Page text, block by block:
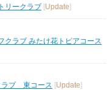
リークラブ [Update]
クラブ みたけ花トピアコース
ラブ 東コース [Update]